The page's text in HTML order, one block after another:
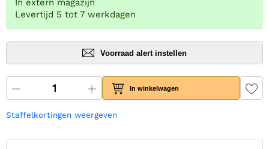
In extern magazijn
Levertijd 5 tot 7 werkdagen
Voorraad alert instellen
In winkelwagen
Staffelkortingen weergeven